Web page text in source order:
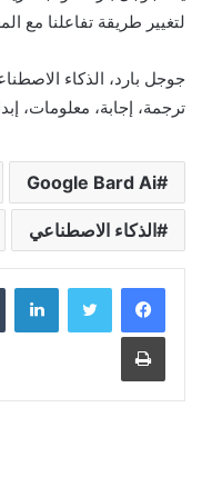
لتغيير طريقة تفاعلنا مع
جوجل بارد، الذكاء
ترجمة، إجابة، معلومات،
Google Bard Ai
الذكاء الاصطناعي
طباعة